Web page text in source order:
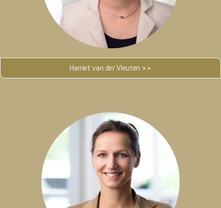
Harriet van der Vleuten >>